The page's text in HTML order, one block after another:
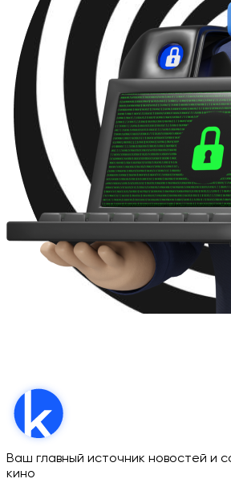
Ваш главный источник новостей и
кино